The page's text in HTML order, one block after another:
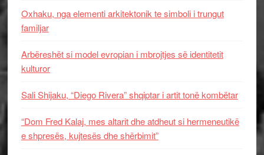
Oxhaku, nga elementi arkitektonik te simboli i trungut
familjar
Arbëreshët si model evropian i mbrojtjes së identitetit
kulturor
Sali Shijaku, “Diego Rivera” shqiptar i artit tonë kombëtar
“Dom Fred Kalaj, mes altarit dhe atdheut si hermeneutikë
e shpresës, kujtesës dhe shërbimit”